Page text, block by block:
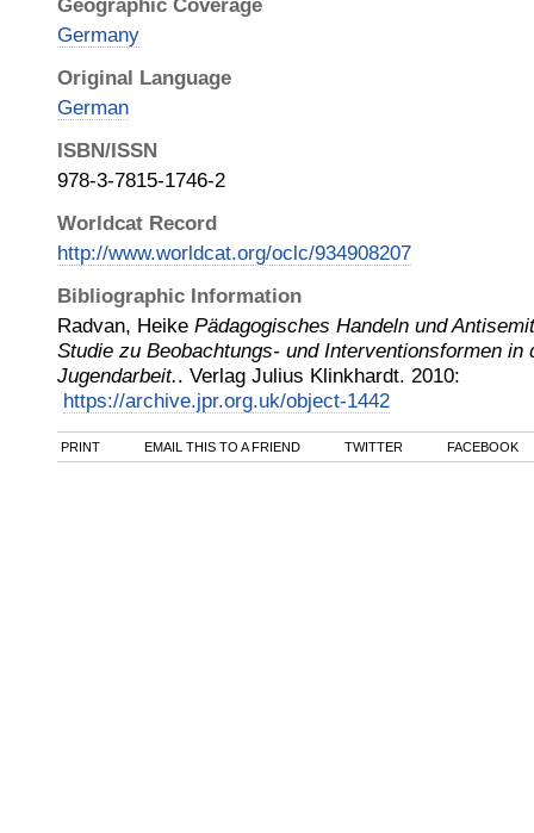
Geographic Coverage
Germany
Original Language
German
ISBN/ISSN
978-3-7815-1746-2
Worldcat Record
http://www.worldcat.org/oclc/934908207
Bibliographic Information
Radvan, Heike Pädagogisches Handeln und
Studie zu Beobachtungs- und Interventionsformen in
Jugendarbeit.. Verlag Julius Klinkhardt. 2010:
https://archive.jpr.org.uk/object-1442
PRINT EMAIL THIS TO A FRIEND TWITTER FACEBOOK